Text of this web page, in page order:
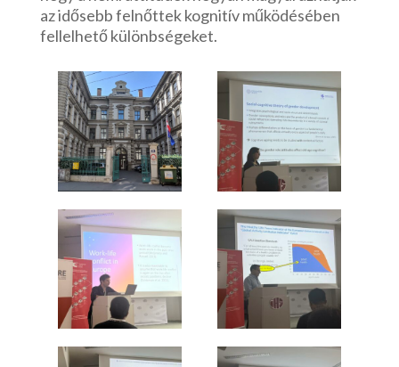
az idősebb felnőttek kognitív működésében
fellelhető különbségeket.